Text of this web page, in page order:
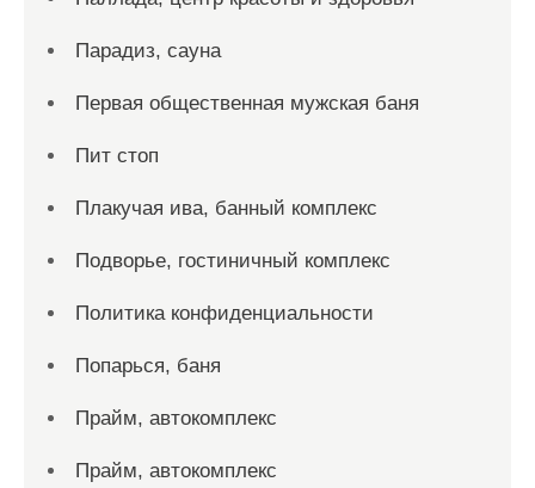
Парадиз, сауна
Первая общественная мужская баня
Пит стоп
Плакучая ива, банный комплекс
Подворье, гостиничный комплекс
Политика конфиденциальности
Попарься, баня
Прайм, автокомплекс
Прайм, автокомплекс